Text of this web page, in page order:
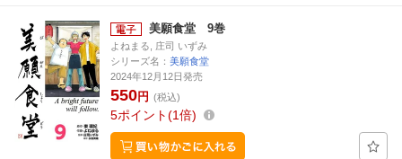
美願食堂 9巻
よねまる, 庄司 いずみ
シリーズ名： 美願食堂
2024年12月12日発売
550円 (税込)
5ポイント 1倍